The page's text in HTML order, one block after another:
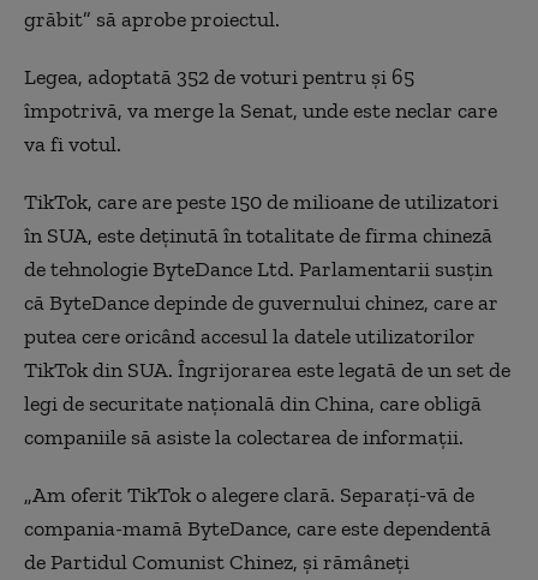
grăbit” să aprobe proiectul.
Legea, adoptată 352 de voturi pentru și 65
împotrivă, va merge la Senat, unde este neclar care
va fi votul.
TikTok, care are peste 150 de milioane de utilizatori
în SUA, este deținută în totalitate de firma chineză
de tehnologie ByteDance Ltd. Parlamentarii susțin
că ByteDance depinde de guvernului chinez, care ar
putea cere oricând accesul la datele utilizatorilor
TikTok din SUA. Îngrijorarea este legată de un set de
legi de securitate națională din China, care obligă
companiile să asiste la colectarea de informații.
„Am oferit TikTok o alegere clară. Separați-vă de
compania-mamă ByteDance, care este dependentă
de Partidul Comunist Chinez, și rămâneți